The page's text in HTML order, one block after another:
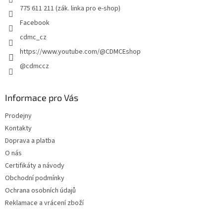
ý
775 611 211 (zák. linka pro e-shop)
Facebook
cdmc_cz
https://www.youtube.com/@CDMCEshop
@cdmccz
Informace pro Vás
Prodejny
Kontakty
Doprava a platba
O nás
Certifikáty a návody
Obchodní podmínky
Ochrana osobních údajů
Reklamace a vrácení zboží